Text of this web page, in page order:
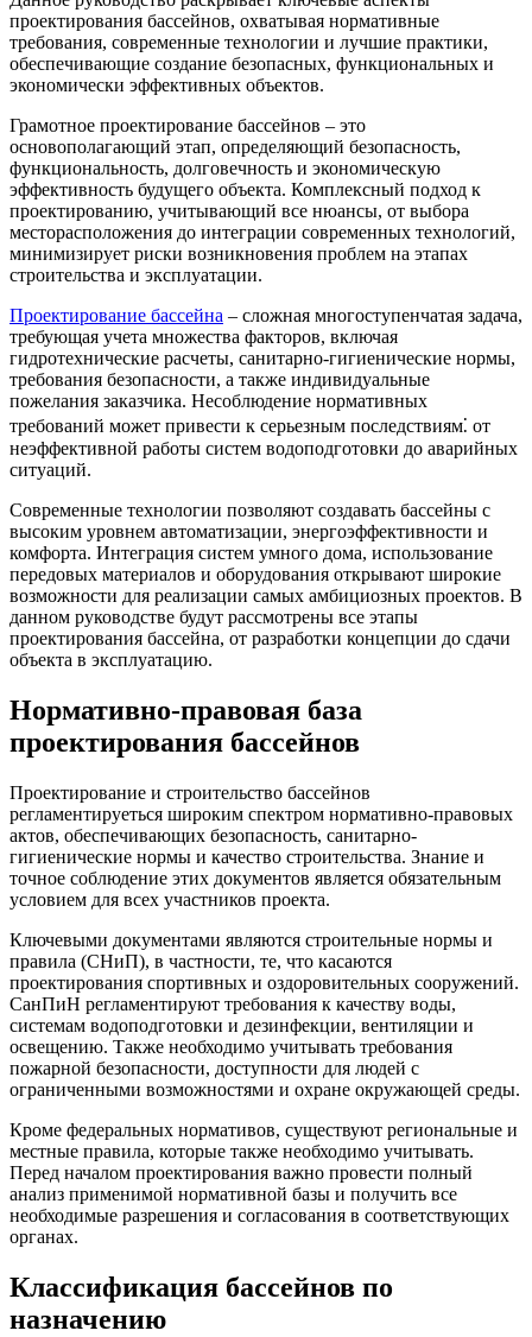
проектирования бассейнов, охватывая нормативные
требования, современные технологии и лучшие практики,
обеспечивающие создание безопасных, функциональных и
экономически эффективных объектов.
Грамотное проектирование бассейнов – это
основополагающий этап, определяющий безопасность,
функциональность, долговечность и экономическую
эффективность будущего объекта. Комплексный подход к
проектированию, учитывающий все нюансы, от выбора
месторасположения до интеграции современных технологий,
минимизирует риски возникновения проблем на этапах
строительства и эксплуатации.
Проектирование бассейна – сложная многоступенчатая задача,
требующая учета множества факторов, включая
гидротехнические расчеты, санитарно-гигиенические нормы,
требования безопасности, а также индивидуальные
пожелания заказчика. Несоблюдение нормативных
требований может привести к серьезным последствиям⁚ от
неэффективной работы систем водоподготовки до аварийных
ситуаций.
Современные технологии позволяют создавать бассейны с
высоким уровнем автоматизации, энергоэффективности и
комфорта. Интеграция систем умного дома, использование
передовых материалов и оборудования открывают широкие
возможности для реализации самых амбициозных проектов. В
данном руководстве будут рассмотрены все этапы
проектирования бассейна, от разработки концепции до сдачи
объекта в эксплуатацию.
Нормативно-правовая база
проектирования бассейнов
Проектирование и строительство бассейнов
регламентируеться широким спектром нормативно-правовых
актов, обеспечивающих безопасность, санитарно-
гигиенические нормы и качество строительства. Знание и
точное соблюдение этих документов является обязательным
условием для всех участников проекта.
Ключевыми документами являются строительные нормы и
правила (СНиП), в частности, те, что касаются
проектирования спортивных и оздоровительных сооружений.
СанПиН регламентируют требования к качеству воды,
системам водоподготовки и дезинфекции, вентиляции и
освещению. Также необходимо учитывать требования
пожарной безопасности, доступности для людей с
ограниченными возможностями и охране окружающей среды.
Кроме федеральных нормативов, существуют региональные и
местные правила, которые также необходимо учитывать.
Перед началом проектирования важно провести полный
анализ применимой нормативной базы и получить все
необходимые разрешения и согласования в соответствующих
органах.
Классификация бассейнов по
назначению